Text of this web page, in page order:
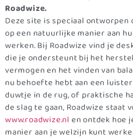
Roadwize.
Deze site is speciaal ontworpen
op een natuurlijke manier aan
werken. Bij Roadwize vind je
die je ondersteunt bij het
vermogen en het vinden van
nu behoefte hebt aan een
duwtje in de rug, of praktische
de slag te gaan, Roadwize staat
www.roadwize.nl en ontdek hoe
manier aan je welzijn kunt